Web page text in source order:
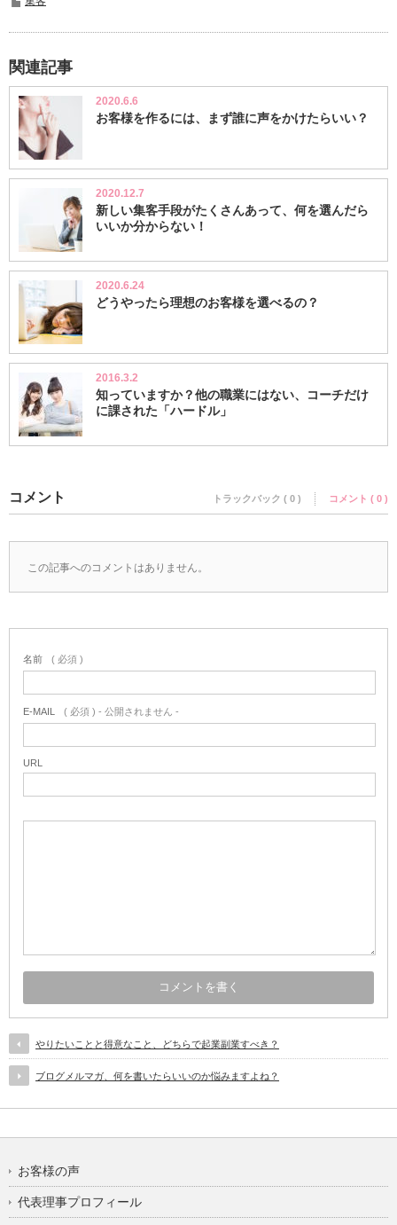
関連記事
2020.6.6
お客様を作るには、まず誰に声をかけたらいい？
2020.12.7
新しい集客手段がたくさんあって、何を選んだら
いいか分からない！
2020.6.24
どうやったら理想のお客様を選べるの？
2016.3.2
知っていますか？他の職業にはない、コーチだけ
に課された「ハードル」
コメント トラックバック ( 0 ) コメント ( 0 )
この記事へのコメントはありません。
名前 ( 必須 )
E-MAIL ( 必須 ) - 公開されません -
URL
やりたいことと得意なこと、どちらで起業副業すべき？
ブログメルマガ、何を書いたらいいのか悩みますよね？
お客様の声
代表理事プロフィール